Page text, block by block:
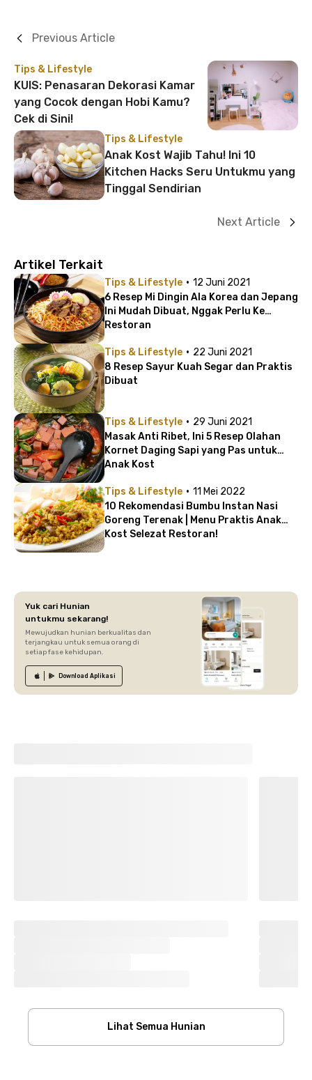
Tips & Lifestyle
KUIS: Penasaran Dekorasi Kamar
yang Cocok dengan Hobi Kamu?
Cek di Sini!
Previous Article
Tips & Lifestyle
Anak Kost Wajib Tahu! Ini 10
Kitchen Hacks Seru Untukmu yang
Tinggal Sendirian
Next Article
Artikel Terkait
Tips & Lifestyle · 12 Juni 2021
6 Resep Mi Dingin Ala Korea dan Jepang
Ini Mudah Dibuat, Nggak Perlu Ke
Restoran
Tips & Lifestyle · 22 Juni 2021
8 Resep Sayur Kuah Segar dan Praktis
Dibuat
Tips & Lifestyle · 29 Juni 2021
Masak Anti Ribet, Ini 5 Resep Olahan
Kornet Daging Sapi yang Pas untuk
Anak Kost
Tips & Lifestyle · 11 Mei 2022
10 Rekomendasi Bumbu Instan Nasi
Goreng Terenak | Menu Praktis Anak
Kost Selezat Restoran!
Yuk cari Hunian
untukmu sekarang!
Mewujudkan hunian berkualitas dan
terjangkau untuk semua orang di
setiap fase kehidupan.
Download Aplikasi
Lihat Semua Hunian